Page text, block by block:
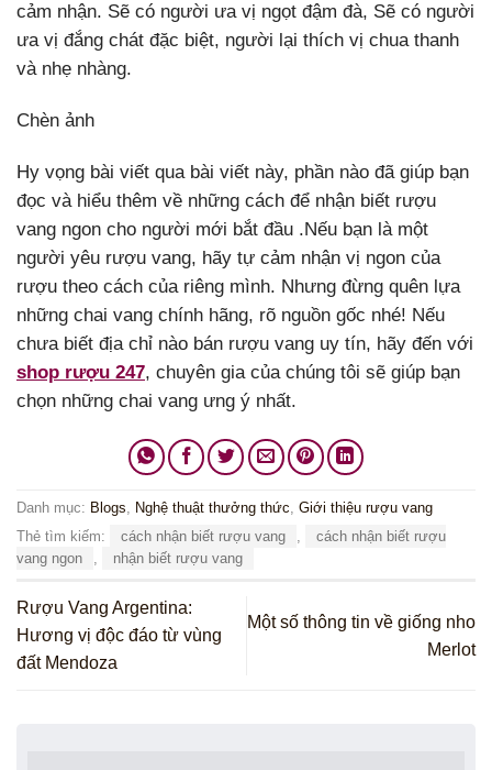
cảm nhận. Sẽ có người ưa vị ngọt đậm đà, Sẽ có người
ưa vị đắng chát đặc biệt, người lại thích vị chua thanh
và nhẹ nhàng.
Chèn ảnh
Hy vọng bài viết qua bài viết này, phần nào đã giúp bạn
đọc và hiểu thêm về những cách để nhận biết rượu
vang ngon cho người mới bắt đầu .Nếu bạn là một
người yêu rượu vang, hãy tự cảm nhận vị ngon của
rượu theo cách của riêng mình. Nhưng đừng quên lựa
những chai vang chính hãng, rõ nguồn gốc nhé! Nếu
chưa biết địa chỉ nào bán rượu vang uy tín, hãy đến với
shop rượu 247, chuyên gia của chúng tôi sẽ giúp bạn
chọn những chai vang ưng ý nhất.
Danh mục: Blogs, Nghệ thuật thưởng thức, Giới thiệu rượu vang
Thẻ tìm kiếm:
cách nhận biết rượu vang ,
cách nhận biết rượu
vang ngon
, nhận biết rượu vang
Rượu Vang Argentina:
Hương vị độc đáo từ vùng
đất Mendoza
Một số thông tin về giống nho
Merlot